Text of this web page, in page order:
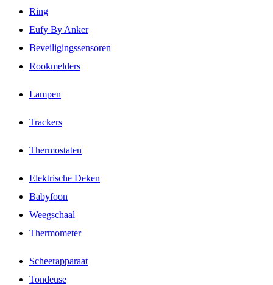
Ring
Eufy By Anker
Beveiligingssensoren
Rookmelders
Lampen
Trackers
Thermostaten
Elektrische Deken
Babyfoon
Weegschaal
Thermometer
Scheerapparaat
Tondeuse